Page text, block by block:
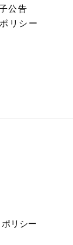
公告
リシー
リシー